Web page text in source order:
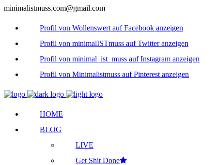
minimalistmuss.com@gmail.com
Profil von Wollenswert auf Facebook anzeigen
Profil von minimalISTmuss auf Twitter anzeigen
Profil von minimal_ist_muss auf Instagram anzeigen
Profil von Minimalistmuss auf Pinterest anzeigen
HOME
BLOG
LIVE
Get Shit Done